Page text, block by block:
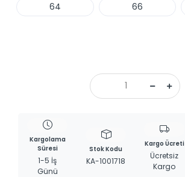
64 66
Kargolama
Süresi
1-5 İş
Günü
Stok Kodu
KA-1001718
Kargo Ücreti
Ücretsiz
Kargo